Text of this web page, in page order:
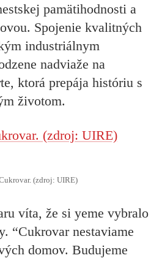
pamätihodnosti a
Spojenie kvalitných
industriálnym
nadviaže na
ktorá prepája históriu s
životom.
(zdroj: UIRE)
víta, že si yeme vybralo
“Cukrovar nestaviame
domov. Budujeme